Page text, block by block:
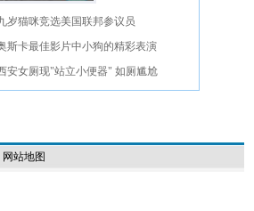
岁猫咪竞选美国联邦参议员
斯卡最佳影片中小狗的精彩表演
安女厕现"站立小便器" 如厕尴尬
网站地图